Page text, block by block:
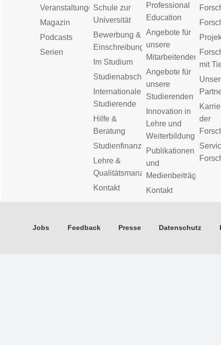
Veranstaltungen
Magazin
Podcasts
Serien
Schule zur
Universität
Bewerbung &
Einschreibung
Im Studium
Studienabschluss
Internationale
Studierende
Hilfe &
Beratung
Studienfinanzierung
Lehre &
Qualitätsmanagement
Kontakt
Professional
Education
Angebote für
unsere
Mitarbeitenden
Angebote für
unsere
Studierenden
Innovation in
Lehre und
Weiterbildung
Publikationen
und
Medienbeiträge
Kontakt
mit
der
Jobs Feedback Presse Datenschutz